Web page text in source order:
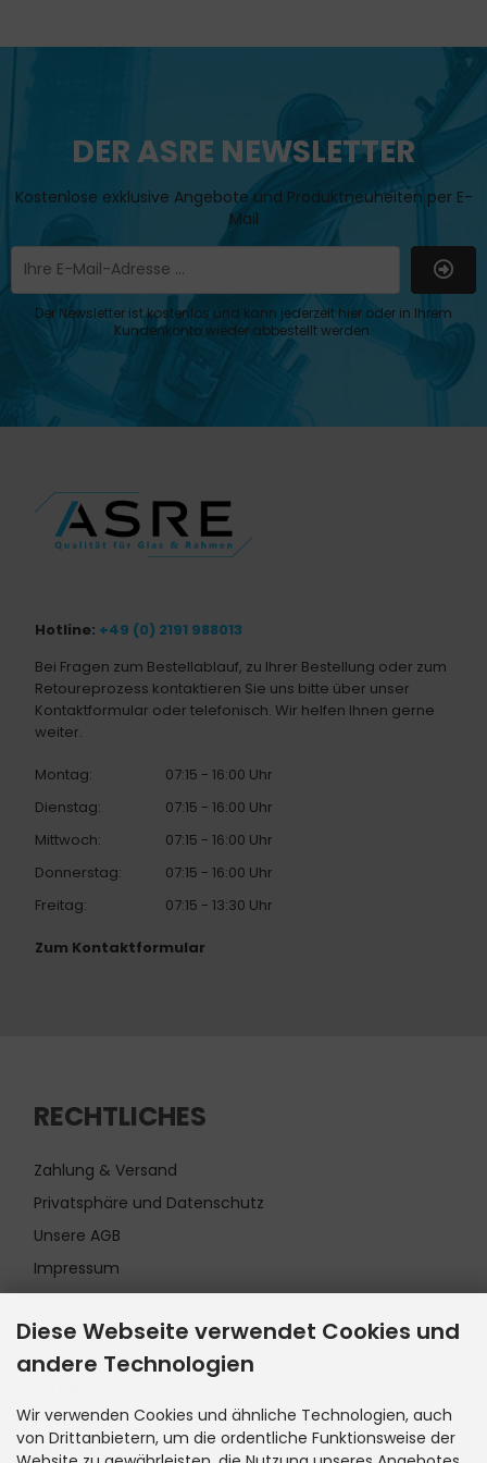
DER ASRE NEWSLETTER
Kostenlose exklusive Angebote und Produktneuheiten per E-
Mail
Der Newsletter ist kostenlos und kann jederzeit hier oder in Ihrem
Kundenkonto wieder abbestellt werden.
Hotline: +49 (0) 2191 988013
Bei Fragen zum Bestellablauf, zu Ihrer Bestellung oder zum
Retoureprozess kontaktieren Sie uns bitte über unser
Kontaktformular oder telefonisch. Wir helfen Ihnen gerne
weiter.
Montag:
07:15 - 16:00 Uhr
Dienstag:
07:15 - 16:00 Uhr
Mittwoch:
07:15 - 16:00 Uhr
Donnerstag:
07:15 - 16:00 Uhr
Freitag:
07:15 - 13:30 Uhr
Zum Kontaktformular
RECHTLICHES
Zahlung & Versand
Privatsphäre und Datenschutz
Unsere AGB
Impressum
INFORMATIONEN
Sitemap
Lieferzeit
Diese Webseite verwendet Cookies und
andere Technologien
Wir verwenden Cookies und ähnliche Technologien, auch
von Drittanbietern, um die ordentliche Funktionsweise der